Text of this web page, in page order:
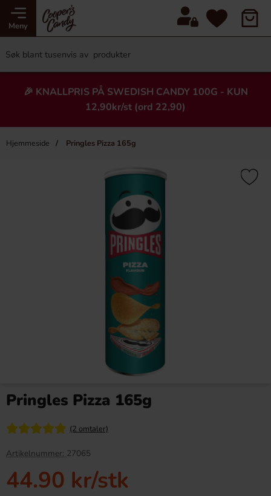
Meny
🎉 KNALLPRIS PÅ SWEDISH CANDY 100G - KUN
12,90kr/st (ord 22,90)
Hjemmeside Pringles Pizza 165g
Heading
×
80g(BF:2026-07-10)
Pringles Pizza 165g
(2 omtaler)
Artikelnummer: 27065
44.90 kr/stk